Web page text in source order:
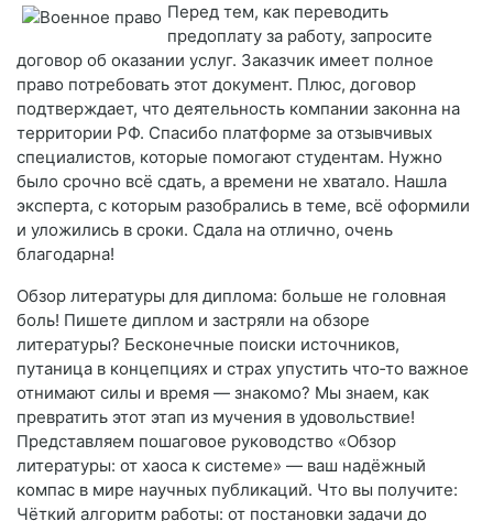
Перед тем, как переводить
предоплату за работу, запросите
договор об оказании услуг. Заказчик имеет полное
право потребовать этот документ. Плюс, договор
подтверждает, что деятельность компании законна на
территории РФ. Спасибо платформе за отзывчивых
специалистов, которые помогают студентам. Нужно
было срочно всё сдать, а времени не хватало. Нашла
эксперта, с которым разобрались в теме, всё оформили
и уложились в сроки. Сдала на отлично, очень
благодарна!
Обзор литературы для диплома: больше не головная
боль! Пишете диплом и застряли на обзоре
литературы? Бесконечные поиски источников,
путаница в концепциях и страх упустить что‑то важное
отнимают силы и время — знакомо? Мы знаем, как
превратить этот этап из мучения в удовольствие!
Представляем пошаговое руководство «Обзор
литературы: от хаоса к системе» — ваш надёжный
компас в мире научных публикаций. Что вы получите:
Чёткий алгоритм работы: от постановки задачи до